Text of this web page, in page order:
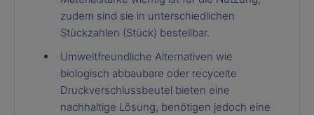
zudem sind sie in unterschiedlichen
Stückzahlen (Stück) bestellbar.
Umweltfreundliche Alternativen wie
biologisch abbaubare oder recycelte
Druckverschlussbeutel bieten eine
nachhaltige Lösung, benötigen jedoch eine